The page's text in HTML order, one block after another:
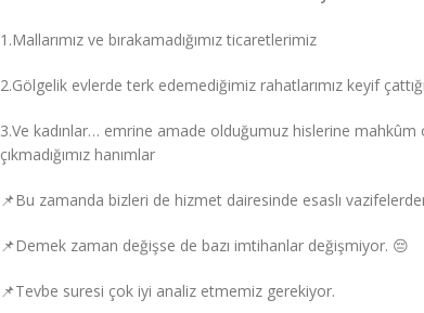
1.Mallarımız ve bırakamadığımız ticaretlerimiz
2.Gölgelik evlerde terk edemediğimiz rahatlarımız keyif
3.Ve kadınlar… emrine amade olduğumuz hislerine
çıkmadığımız hanımlar
📌Bu zamanda bizleri de hizmet dairesinde esaslı
📌Demek zaman değişse de bazı imtihanlar değişmiyor. 😔
📌Tevbe suresi çok iyi analiz etmemiz gerekiyor.